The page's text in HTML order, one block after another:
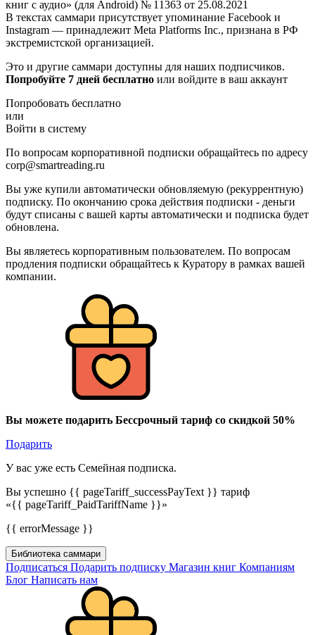
книг с аудио» (для Android) № 11363 от 25.08.2021
В текстах саммари присутствует упоминание Facebook и
Instagram — принадлежит Meta Platforms Inc., признана в РФ
экстремистской организацией.
Это и другие саммари доступны для наших подписчиков.
Попробуйте 7 дней бесплатно или войдите в ваш аккаунт
Попробовать бесплатно
или
Войти в систему
По вопросам корпоративной подписки обращайтесь по адресу
corp@smartreading.ru
Вы уже купили автоматически обновляемую (рекуррентную)
подписку. По окончанию срока действия подписки - деньги
будут списаны с вашей карты автоматически и подписка будет
обновлена.
Вы являетесь корпоративным пользователем. По вопросам
продления подписки обращайтесь к Куратору в рамках вашей
компании.
Вы можете подарить Бессрочный тариф со скидкой 50%
Подарить
У вас уже есть Семейная подписка.
Вы успешно {{ pageTariff_successPayText }} тариф
«{{ pageTariff_PaidTariffName }}»
{{ errorMessage }}
Библиотека саммари
Подписаться Подарить подписку Магазин книг Компаниям
Блог Написать нам